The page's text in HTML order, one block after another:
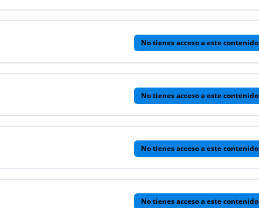
No tienes acceso a este contenido
No tienes acceso a este contenido
No tienes acceso a este contenido
No tienes acceso a este contenido